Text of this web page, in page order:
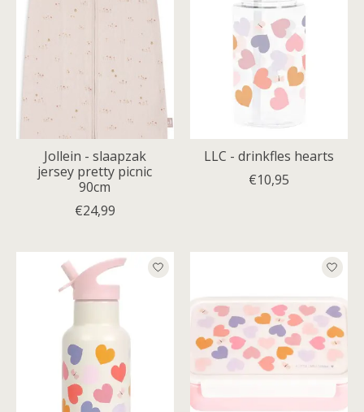
Jollein - slaapzak
jersey pretty picnic
90cm
€24,99
LLC - drinkfles hearts
€10,95